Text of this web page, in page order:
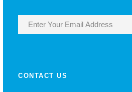
CONTACT US